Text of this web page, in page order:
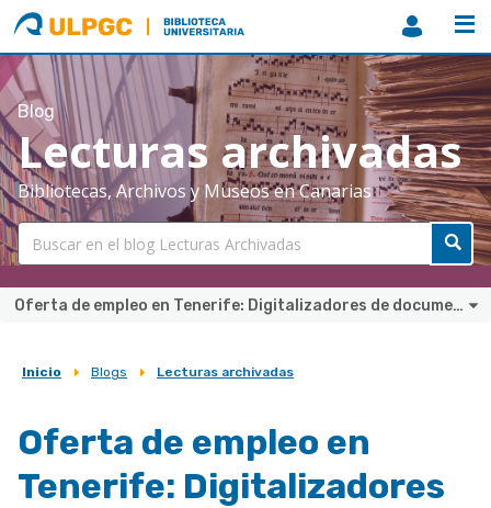
ULPGC
Biblioteca
ULPGC
Blog
Lecturas archivadas
Bibliotecas, Archivos y Museos en Canarias
Oferta de empleo en Tenerife: Digitalizadores de documentos
Sobrescribir
de
ayuda
Inicio Blogs Lecturas archivadas
Oferta de empleo en
Tenerife: Digitalizadores